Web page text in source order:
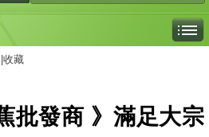
收藏
批發商 》滿足大宗